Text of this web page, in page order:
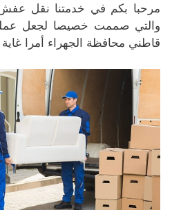
مرحبا بكم في خدمتنا نقل
والتي صممت خصيصا لجعل
قاطني محافظة الجهراء أمرا